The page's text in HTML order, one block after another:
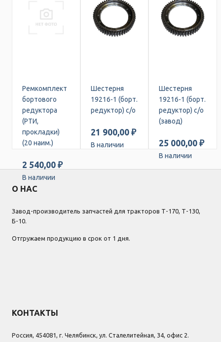
Ремкомплект
бортового
редуктора
(РТИ,
прокладки)
(20 наим.)
2 540,00 ₽
В наличии
Шестерня
19216-1 (борт.
редуктор) с/о
21 900,00 ₽
В наличии
Шестерня
19216-1 (борт.
редуктор) с/о
(завод)
25 000,00 ₽
В наличии
О НАС
Завод-производитель запчастей для тракторов Т-170, Т-130,
Б-10.
Отгружаем продукцию в срок от 1 дня.
КОНТАКТЫ
Россия, 454081, г. Челябинск, ул. Сталелитейная, 34, офис 2.